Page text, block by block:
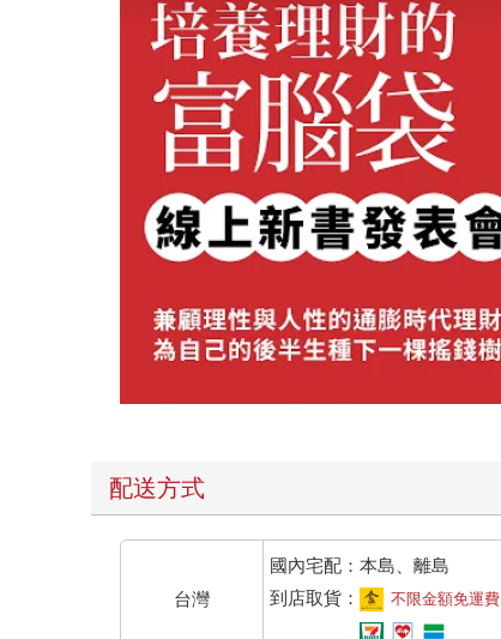
配送方式
台灣
國內宅配：本島、離島
到店取貨：
不限金額免運費